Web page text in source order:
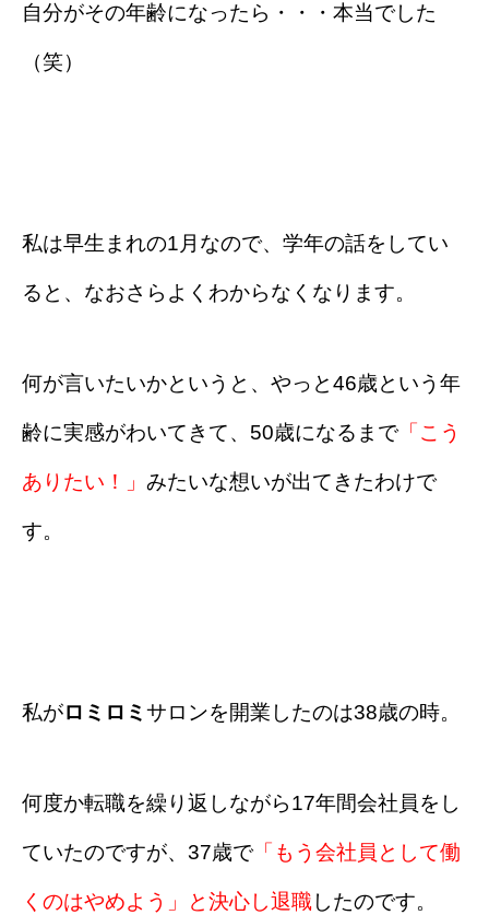
自分がその年齢になったら・・・本当でした
（笑）
私は早生まれの1月なので、学年の話をしてい
ると、なおさらよくわからなくなります。
何が言いたいかというと、やっと46歳という年
齢に実感がわいてきて、50歳になるまで 「こう
ありたい！」 みたいな想いが出てきたわけで
す。
私がロミロミ サロンを開業したのは38歳の時。
何度か転職を繰り返しながら17年間会社員をし
ていたのですが、37歳で 「もう会社員として働
くのはやめよう」と決心し退職したのです。